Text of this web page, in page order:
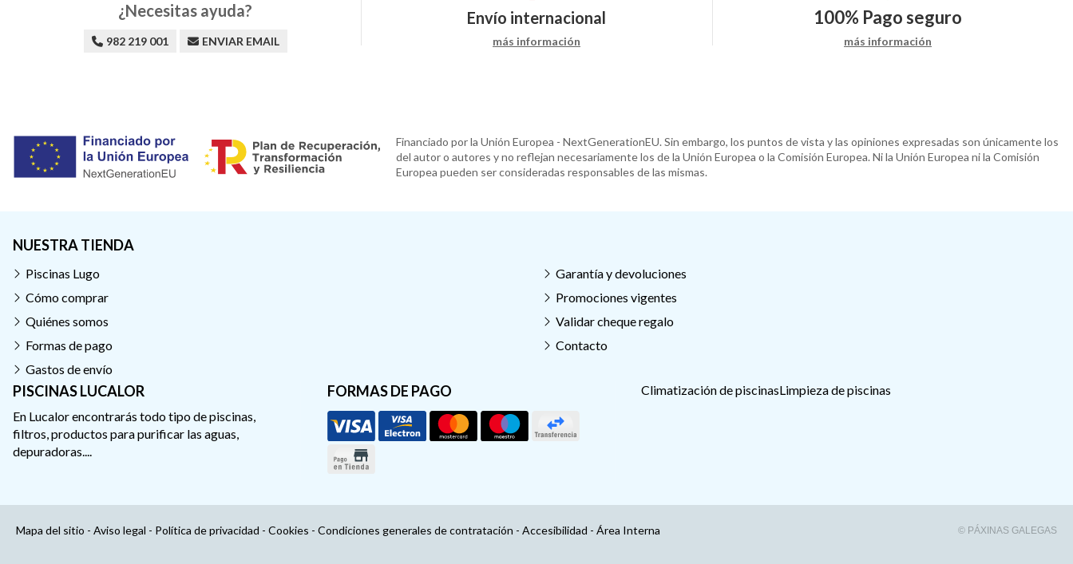
¿Necesitas ayuda?
982 219 001 ENVIAR EMAIL
Envío internacional
más información
100% Pago seguro
más información
Financiado por la Unión Europea - NextGenerationEU. Sin embargo, los puntos de vista y las opiniones expresadas son únicamente los
del autor o autores y no reflejan necesariamente los de la Unión Europea o la Comisión Europea. Ni la Unión Europea ni la Comisión
Europea pueden ser consideradas responsables de las mismas.
PISCINAS LUCALOR
En Lucalor encontrarás todo tipo de piscinas,
filtros, productos para purificar las aguas,
depuradoras....
FORMAS DE PAGO
NUESTRA TIENDA
Piscinas Lugo
Cómo comprar
Quiénes somos
Formas de pago
Gastos de envío
Garantía y devoluciones
Promociones vigentes
Validar cheque regalo
Contacto
Climatización de piscinasLimpieza de piscinas
Mapa del sitio - Aviso legal - Política de privacidad - Cookies - Condiciones generales de contratación - Accesibilidad - Área Interna © PÁXINAS GALEGAS